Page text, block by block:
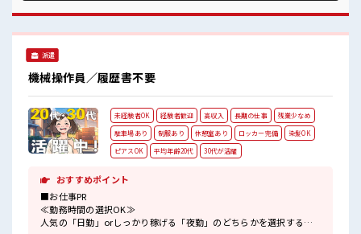
充実しています！ 駐車場があるので車やバイク通勤OK！
派遣
機械操作員／履歴書不要
未経験者OK 経験者歓迎 高収入 長期の仕事
残業少なめ
駐車場あり
制服あり 休憩室あり ロッカー完備
染髪OK
ピアスOK
平均年齢20代 30代が活躍
おすすめポイント
■お仕事PR
≪勤務時間の選択OK≫
人気の「日勤」orしっかり稼げる「夜勤」のどちらかを選択するこ